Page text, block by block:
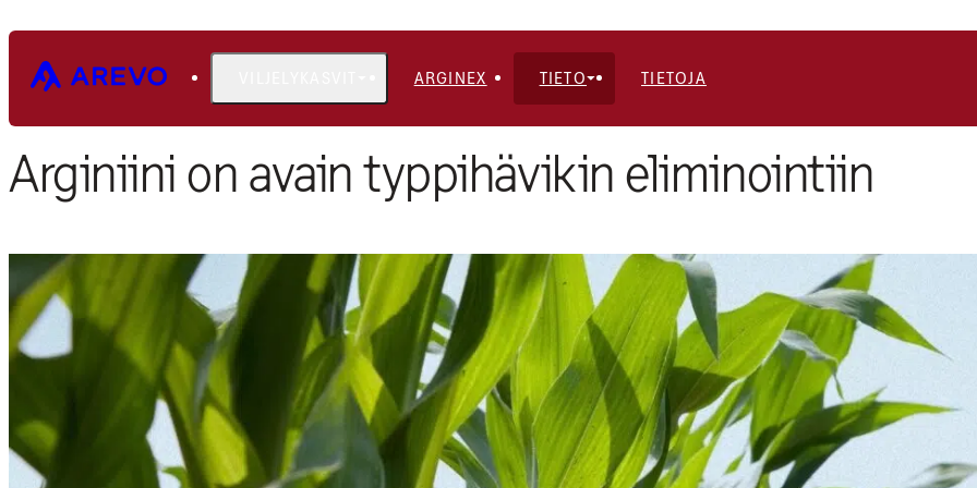
ARGINEX TIETO TIETOJA
Arginiini on avain typpihävikin eliminointiin